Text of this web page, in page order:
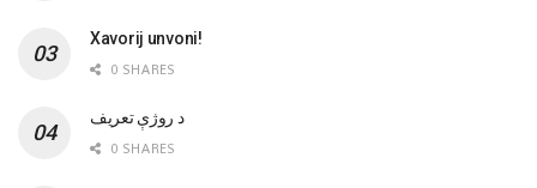
Xavorij unvoni!
0 SHARES
‌د روژې تعریف
0 SHARES